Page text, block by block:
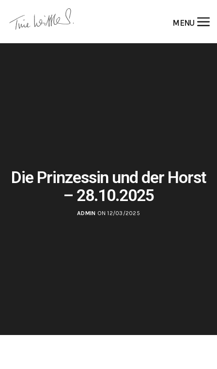
MENU
Die Prinzessin und der Horst
– 28.10.2025
ADMIN ON 12/03/2025